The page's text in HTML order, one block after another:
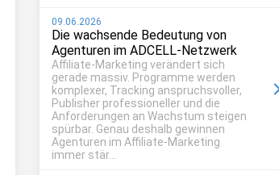
09.06.2026
Die wachsende Bedeutung von
Agenturen im ADCELL-Netzwerk
Affiliate-Marketing verändert sich
gerade massiv. Programme werden
komplexer, Tracking anspruchsvoller,
Publisher professioneller und die
Anforderungen an Wachstum steigen
spürbar. Genau deshalb gewinnen
Agenturen im Affiliate-Marketing
immer stär...